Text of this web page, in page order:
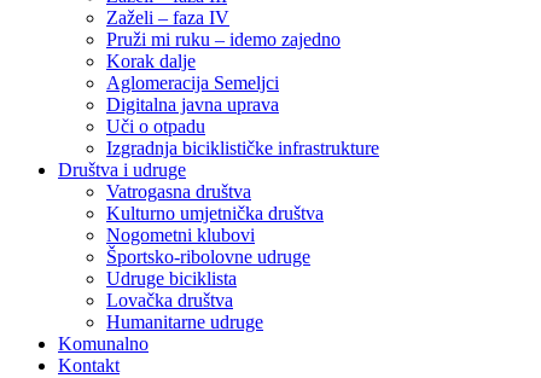
Zaželi – faza IV
Pruži mi ruku – idemo zajedno
Korak dalje
Aglomeracija Semeljci
Digitalna javna uprava
Uči o otpadu
Izgradnja biciklističke infrastrukture
Društva i udruge
Vatrogasna društva
Kulturno umjetnička društva
Nogometni klubovi
Športsko-ribolovne udruge
Udruge biciklista
Lovačka društva
Humanitarne udruge
Komunalno
Kontakt